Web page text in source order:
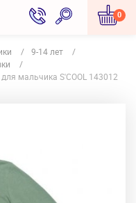
0
9-14 лет
мальчика S'COOL 143012